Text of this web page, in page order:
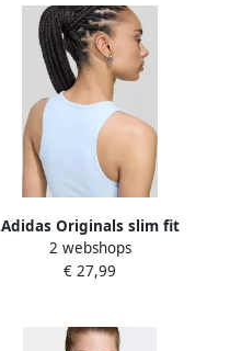
Adidas Originals slim fit
kort top van puur katoen
2 webshops
€ 27,99